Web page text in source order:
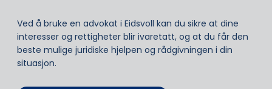
Ved å bruke en advokat i Eidsvoll kan du sikre at dine
interesser og rettigheter blir ivaretatt, og at du får den
beste mulige juridiske hjelpen og rådgivningen i din
situasjon.